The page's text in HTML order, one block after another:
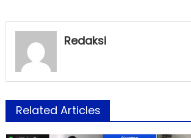
Redaksi
Related Articles